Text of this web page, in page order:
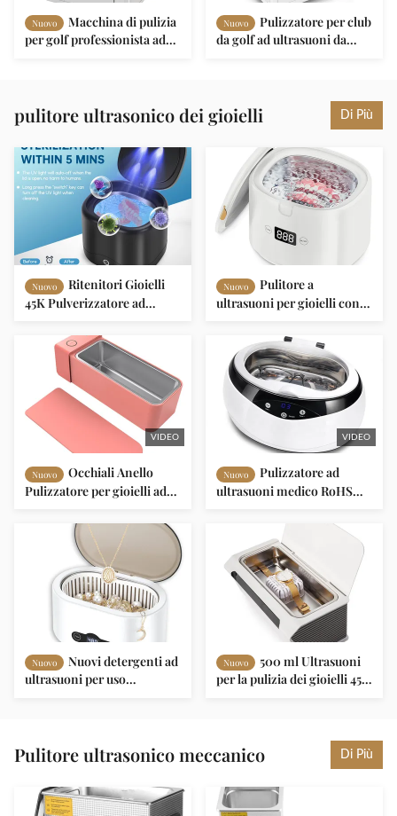
Nuovo
Macchina di pulizia
per golf professionista ad
Nuovo
Pulizzatore per club
da golf ad ultrasuoni da
pulitore ultrasonico dei gioielli Di Più
Nuovo
Ritenitori Gioielli
45K Pulverizzatore ad
Nuovo
Pulitore a
ultrasuoni per gioielli con
VIDEO
Nuovo
Occhiali Anello
Pulizzatore per gioielli ad
ad ultrasuoni da 600 ml
VIDEO
Nuovo
Pulizzatore ad
ultrasuoni medico RoHS
Nuovo
Nuovi detergenti ad
ultrasuoni per uso
Nuovo
500 ml Ultrasuoni
per la pulizia dei gioielli 45
Pulitore ultrasonico meccanico Di Più